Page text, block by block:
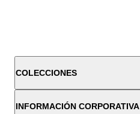
COLECCIONES
INFORMACIÓN CORPORATIVA